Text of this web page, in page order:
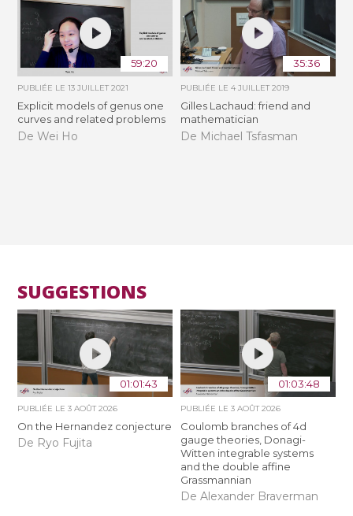
59:20
PUBLIÉE LE13 JUILLET 2021
Explicit models of genus one
curves and related problems
De Wei Ho
35:36
PUBLIÉE LE 4 JUILLET 2019
Gilles Lachaud: friend and
mathematician
De Michael Tsfasman
SUGGESTIONS
01:01:43
PUBLIÉE LE3 AOÛT 2026
On the Hernandez conjecture
De Ryo Fujita
01:03:48
PUBLIÉE LE 3 AOÛT 2026
Coulomb branches of 4d
gauge theories, Donagi-
Witten integrable systems
and the double affine
Grassmannian
De Alexander Braverman